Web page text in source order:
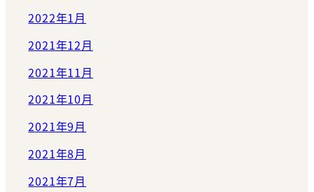
2022年1月
2021年12月
2021年11月
2021年10月
2021年9月
2021年8月
2021年7月